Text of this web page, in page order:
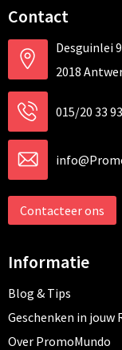
Contact
Desguinlei
2018
015/20 33 93
Contacteer ons
Informatie
Blog & Tips
Geschenken in jouw
Over PromoMundo